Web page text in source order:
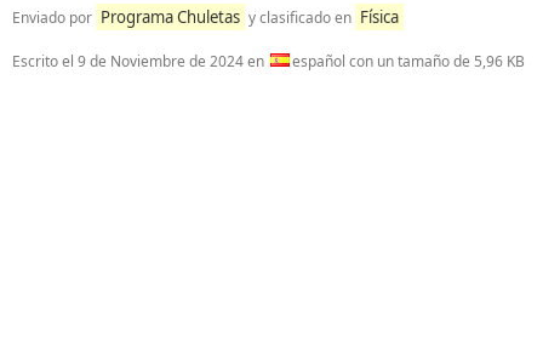
Enviado por Programa Chuletas y clasificado en Física
Escrito el 9 de Noviembre de 2024en español con un tamaño de 5,96 KB